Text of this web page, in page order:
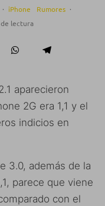
· iPhone Rumores ·
lectura
aparecieron
2G era 1,1 y el
indicios en
3.0, además de la
parece que viene
con el